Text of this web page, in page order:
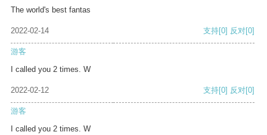
The world's best fantas
2022-02-14 支持[0] 反对[0]
游客
I called you 2 times. W
2022-02-12 支持[0] 反对[0]
游客
I called you 2 times. W